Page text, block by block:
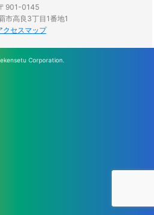
901-0145
市高良3丁目1番地1
クセスマップ
Corporation.